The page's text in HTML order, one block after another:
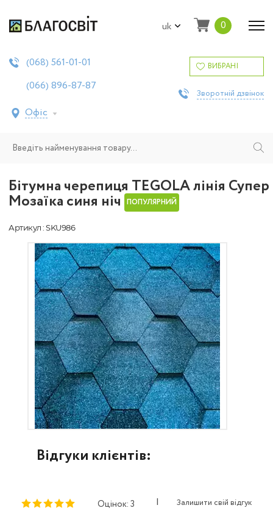
uk 0
(068) 561-01-01
(066) 896-87-87
Офіс
ВИБРАНІ
Зворотній дзвінок
Бітумна черепиця TEGOLA лінія Супер
Мозаїка синя ніч ПОПУЛЯРНИЙ
Артикул : SKU986
Відгуки клієнтів:
Оцінок: 3 | Залишити свій відгук